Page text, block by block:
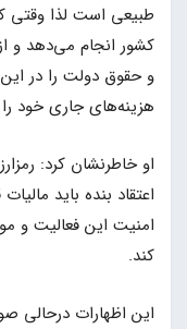
طبیعی است لذا وقتی
کشور انجام می‌دهد و
و حقوق دولت را در
هزینه‌های جاری خود
او خاطرنشان کرد:
اعتقاد بنده باید
امنیت این فعالیت و
کند.
این اظهارات درحالی